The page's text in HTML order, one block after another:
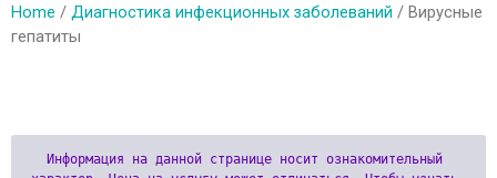
Home / Диагностика инфекционных заболеваний / Вирусные
гепатиты
Информация на данной странице носит ознакомительный